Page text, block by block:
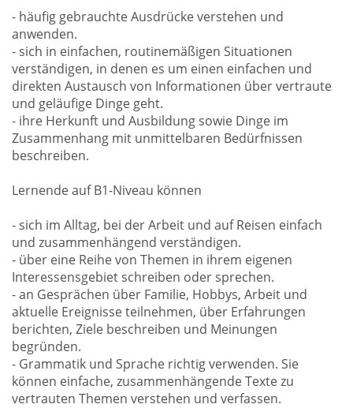
- häufig gebrauchte Ausdrücke verstehen und
anwenden.
- sich in einfachen, routinemäßigen Situationen
verständigen, in denen es um einen einfachen und
direkten Austausch von Informationen über vertraute
und geläufige Dinge geht.
- ihre Herkunft und Ausbildung sowie Dinge im
Zusammenhang mit unmittelbaren Bedürfnissen
beschreiben.
Lernende auf B1-Niveau können
- sich im Alltag, bei der Arbeit und auf Reisen einfach
und zusammenhängend verständigen.
- über eine Reihe von Themen in ihrem eigenen
Interessensgebiet schreiben oder sprechen.
- an Gesprächen über Familie, Hobbys, Arbeit und
aktuelle Ereignisse teilnehmen, über Erfahrungen
berichten, Ziele beschreiben und Meinungen
begründen.
- Grammatik und Sprache richtig verwenden. Sie
können einfache, zusammenhängende Texte zu
vertrauten Themen verstehen und verfassen.